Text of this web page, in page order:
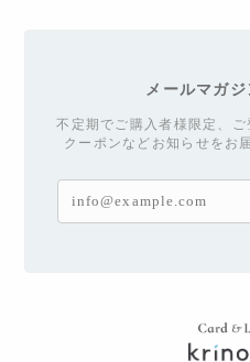
メールマガ
不定期でご購入者様限定、
クーポンなどお知らせをお